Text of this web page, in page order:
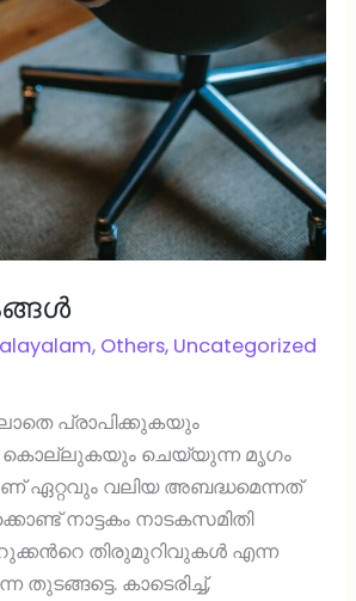
, Others, Uncategorized
പ്രാപിക്കുകയും
കൊല്ലുകയും ചെയ്യുന്ന മൃഗം
ഏറ്റവും വലിയ അബദ്ധമെന്നത്
നാട്ടകം നാടകസമിതി
തിരുമുറിവുകള്‍ എന്ന
തുടങ്ങട്ടെ. കാടെരിച്ച്,